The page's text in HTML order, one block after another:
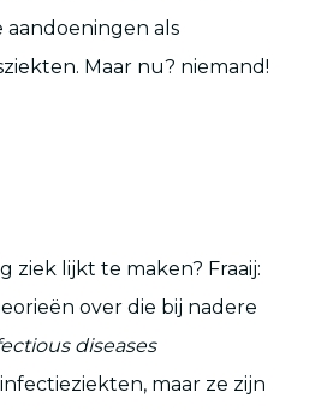
als
Maar nu? niemand!
ziek lijkt te maken? Fraaij:
over die bij nadere
diseases
maar ze zijn